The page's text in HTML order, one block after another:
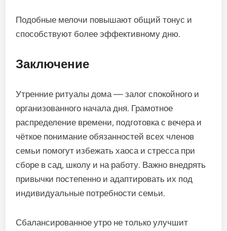
Подобные мелочи повышают общий тонус и
способствуют более эффективному дню.
Заключение
Утренние ритуалы дома — залог спокойного и
организованного начала дня. Грамотное
распределение времени, подготовка с вечера и
чёткое понимание обязанностей всех членов
семьи помогут избежать хаоса и стресса при
сборе в сад, школу и на работу. Важно внедрять
привычки постепенно и адаптировать их под
индивидуальные потребности семьи.
Сбалансированное утро не только улучшит